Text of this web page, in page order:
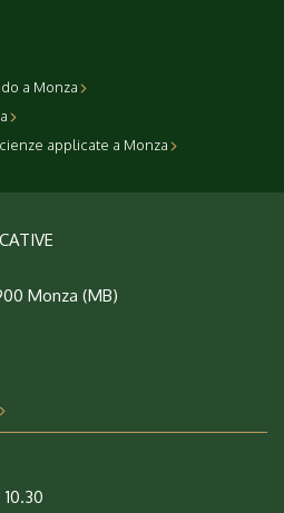
a Monza
applicate a Monza
Monza (MB)